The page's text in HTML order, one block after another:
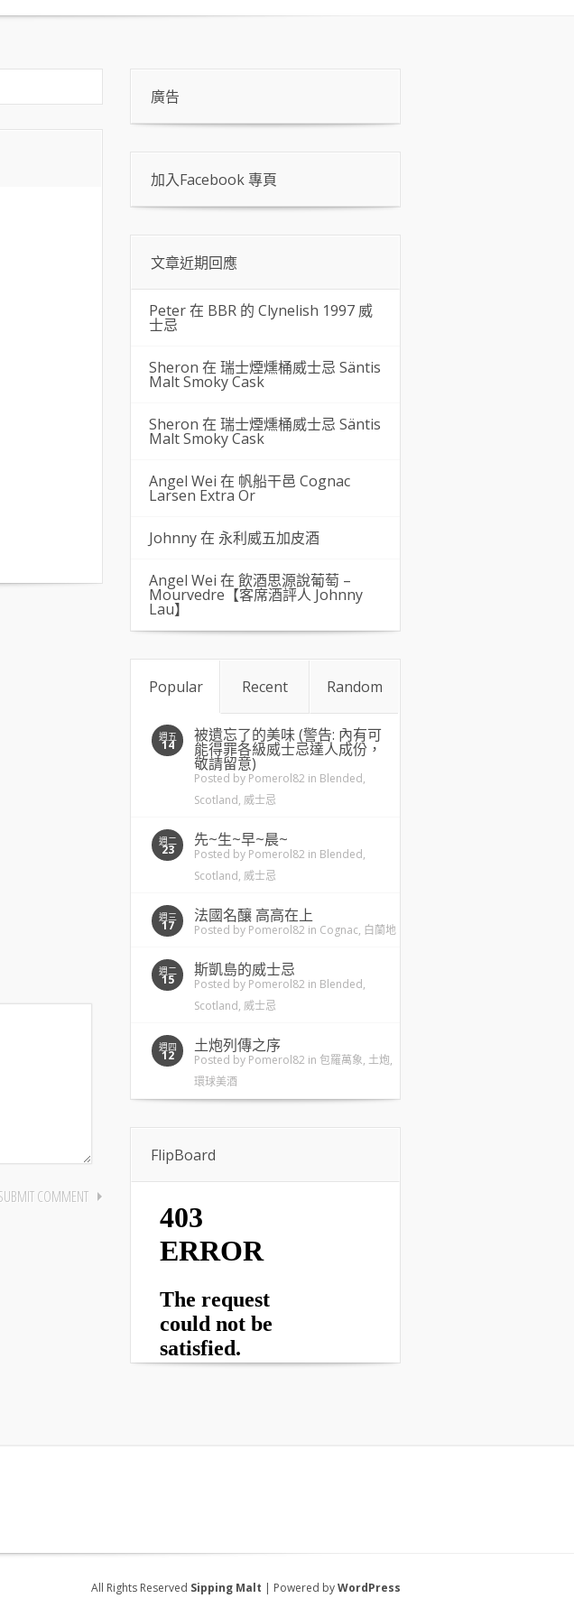
廣告
加入Facebook 專頁
文章近期回應
Peter 在 BBR 的 Clynelish 1997 威
士忌
Sheron 在 瑞士煙燻桶威士忌 Säntis
Malt Smoky Cask
Sheron 在 瑞士煙燻桶威士忌 Säntis
Malt Smoky Cask
Angel Wei 在 帆船干邑 Cognac
Larsen Extra Or
Johnny 在 永利威五加皮酒
Angel Wei 在 飲酒思源說葡萄 –
Mourvedre【客席酒評人 Johnny
Lau】
Popular Recent Random
週五
14
被遺忘了的美味 (警告: 內有可
能得罪各級威士忌達人成份，
敬請留意)
Posted by Pomerol82 in Blended,
Scotland, 威士忌
週二
23
先~生~早~晨~
Posted by Pomerol82 in Blended,
Scotland, 威士忌
週三
17
法國名釀 高高在上
Posted by Pomerol82 in Cognac, 白蘭地
週二
15
斯凱島的威士忌
Posted by Pomerol82 in Blended,
Scotland, 威士忌
週四
12
土炮列傳之序
Posted by Pomerol82 in 包羅萬象, 土炮,
環球美酒
FlipBoard
All Rights Reserved Sipping Malt | Powered byWordPress